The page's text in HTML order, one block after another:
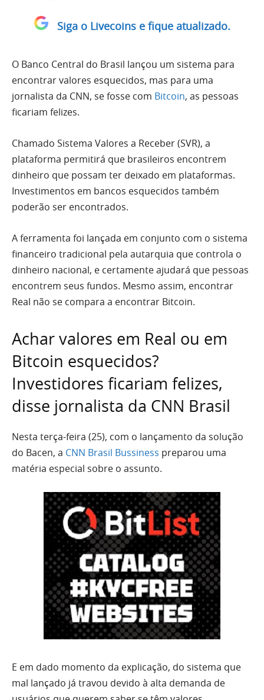
Siga o Livecoins e fique atualizado.
O Banco Central do Brasil lançou um sistema para
encontrar valores esquecidos, mas para uma
jornalista da CNN, se fosse com Bitcoin, as pessoas
ficariam felizes.
Chamado Sistema Valores a Receber (SVR), a
plataforma permitirá que brasileiros encontrem
dinheiro que possam ter deixado em plataformas.
Investimentos em bancos esquecidos também
poderão ser encontrados.
A ferramenta foi lançada em conjunto com o sistema
financeiro tradicional pela autarquia que controla o
dinheiro nacional, e certamente ajudará que pessoas
encontrem seus fundos. Mesmo assim, encontrar
Real não se compara a encontrar Bitcoin.
Achar valores em Real ou em
Bitcoin esquecidos?
Investidores ficariam felizes,
disse jornalista da CNN Brasil
Nesta terça-feira (25), com o lançamento da solução
do Bacen, a CNN Brasil Bussiness preparou uma
matéria especial sobre o assunto.
E em dado momento da explicação, do sistema que
mal lançado já travou devido à alta demanda de